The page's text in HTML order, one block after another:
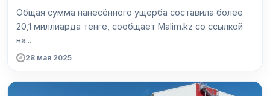
Общая сумма нанесённого ущерба составила более
20,1 миллиарда тенге, сообщает Malim.kz со ссылкой
на...
28 мая 2025